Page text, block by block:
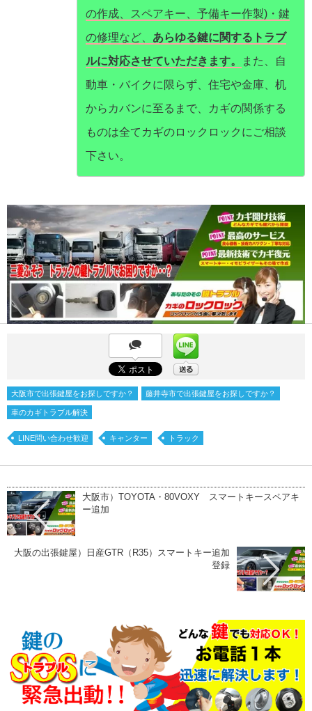
の作成、スペアキー、予備キー作製)・鍵
の修理など、 あらゆる鍵に関するトラブ
ルに対応させていただきます。
また、自
動車・バイクに限らず、住宅や金庫、机
からカバンに至るまで、カギの関係する
ものは全てカギのロックロックにご相談
下さい。
大阪市で出張鍵屋をお探しですか？ 藤井寺市で出張鍵屋をお探しですか？
車のカギトラブル解決
LINE問い合わせ歓迎 キャンター トラック
大阪市）TOYOTA・80VOXY スマートキースペアキ
ー追加
大阪の出張鍵屋）日産GTR（R35）スマートキー追加
登録